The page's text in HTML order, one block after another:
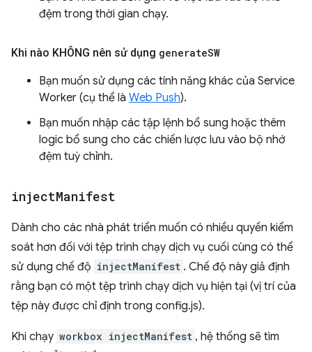
đệm trong thời gian chạy.
Khi nào KHÔNG nên sử dụng generateSW
Bạn muốn sử dụng các tính năng khác của Service
Worker (cụ thể là Web Push).
Bạn muốn nhập các tập lệnh bổ sung hoặc thêm
logic bổ sung cho các chiến lược lưu vào bộ nhớ
đệm tuỳ chỉnh.
injectManifest
Dành cho các nhà phát triển muốn có nhiều quyền kiểm
soát hơn đối với tệp trình chạy dịch vụ cuối cùng có thể
sử dụng chế độ injectManifest . Chế độ này giả định
rằng bạn có một tệp trình chạy dịch vụ hiện tại (vị trí của
tệp này được chỉ định trong config.js).
Khi chạy workbox injectManifest , hệ thống sẽ tìm